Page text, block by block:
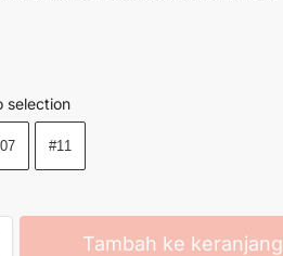
selection
#11
Tambah ke keranjang